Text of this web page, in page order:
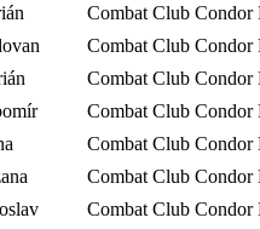
Combat Club Condor
Combat Club Condor
Combat Club Condor
Combat Club Condor
Combat Club Condor
Combat Club Condor
Combat Club Condor